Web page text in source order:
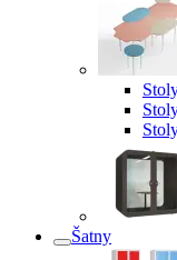
Šatny